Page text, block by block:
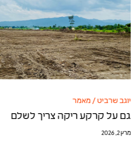
יוגב שרביט / מאמר
גם על קרקע ריקה צריך לשלם
מרץ 2, 2026